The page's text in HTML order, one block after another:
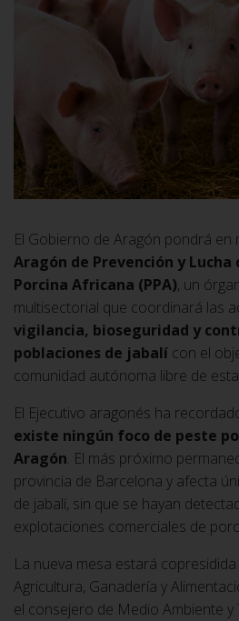
El Gobierno de Aragón pondrá en
Aragón de Prevención y
Porcina Africana (PPA), un
multisectorial que coordinará las
vigilancia, bioseguridad y
poblaciones de jabalí con el
comunidad autónoma libre de
El Ejecutivo aragonés ha
existe ningún foco de peste
Aragón. El más próximo
provincia de Barcelona y afecta
de jabalí, sin que se hayan
explotaciones comerciales de
La nueva mesa estará
Agricultura, Ganadería y
el consejero de Medio Ambiente y